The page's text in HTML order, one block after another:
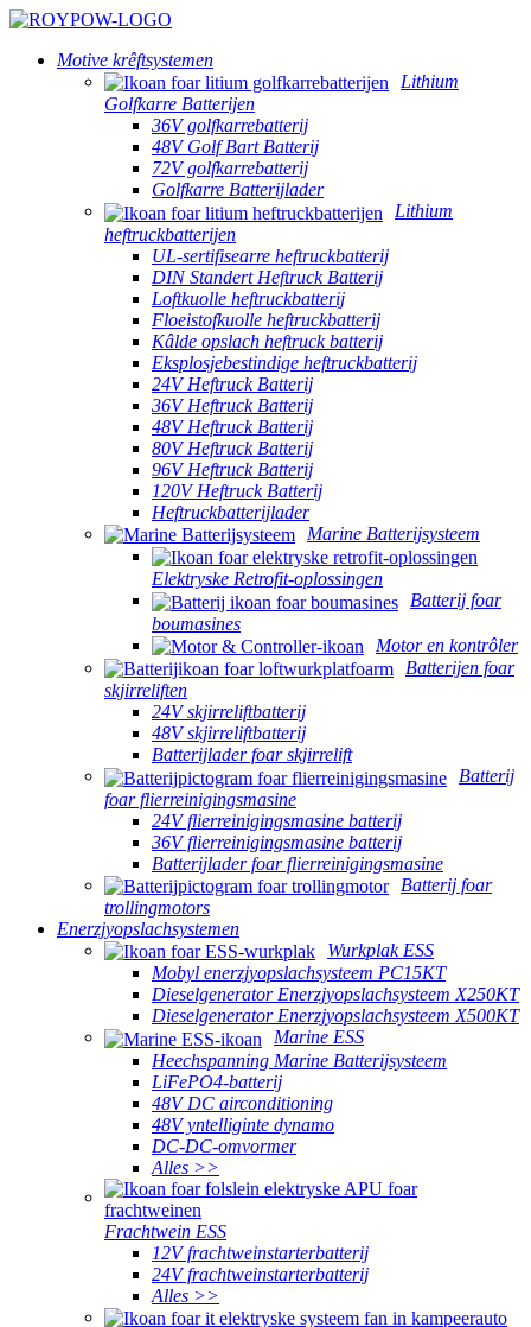
Motive krêftsystemen
Lithium
Golfkarre Batterijen
36V golfkarrebatterij
48V Golf Bart Batterij
72V golfkarrebatterij
Golfkarre Batterijlader
Lithium
heftruckbatterijen
UL-sertifisearre heftruckbatterij
DIN Standert Heftruck Batterij
Loftkuolle heftruckbatterij
Floeistofkuolle heftruckbatterij
Kâlde opslach heftruck batterij
Eksplosjebestindige heftruckbatterij
24V Heftruck Batterij
36V Heftruck Batterij
48V Heftruck Batterij
80V Heftruck Batterij
96V Heftruck Batterij
120V Heftruck Batterij
Heftruckbatterijlader
Marine Batterijsysteem
Elektryske Retrofit-oplossingen
Batterij foar
boumasines
Motor en kontrôler
Batterijen foar
skjirreliften
24V skjirreliftbatterij
48V skjirreliftbatterij
Batterijlader foar skjirrelift
Batterij
foar flierreinigingsmasine
24V flierreinigingsmasine batterij
36V flierreinigingsmasine batterij
Batterijlader foar flierreinigingsmasine
Batterij foar
trollingmotors
Enerzjyopslachsystemen
Wurkplak ESS
Mobyl enerzjyopslachsysteem PC15KT
Dieselgenerator Enerzjyopslachsysteem X250KT
Dieselgenerator Enerzjyopslachsysteem X500KT
Marine ESS
Heechspanning Marine Batterijsysteem
LiFePO4-batterij
48V DC airconditioning
48V yntelliginte dynamo
DC-DC-omvormer
Alles >>
Frachtwein ESS
12V frachtweinstarterbatterij
24V frachtweinstarterbatterij
Alles >>